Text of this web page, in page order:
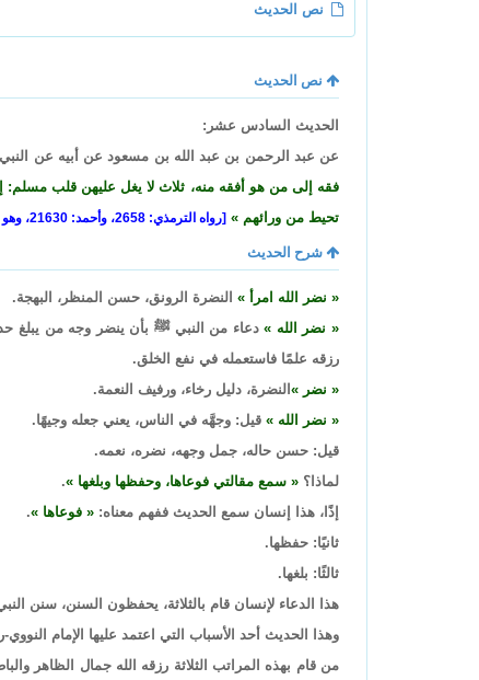
نص الحديث
نص الحديث
الحديث السادس عشر:
عن عبد الرحمن بن عبد الله بن مسعود عن أبيه عن
فقه إلى من هو أفقه منه، ثلاث لا يغل عليهن قلب مسلم:
تحيط من ورائهم
[رواه الترمذي: 2658، وأحمد: 21630، وهو حديث صحيح].
شرح الحديث
نضر الله امرأ
النضرة الرونق، حسن المنظر، البهجة.
نضر الله
دعاء من النبي ﷺ بأن ينضر وجه من يبلغ
رزقه علمًا فاستعمله في نفع الخلق.
نضر
النضرة، دليل رخاء، ورفيف النعمة.
نضر الله
قيل: وجهَّه في الناس، يعني جعله وجيهًا.
قيل: حسن حاله، جمل وجهه، نضره، نعمه.
لماذا؟
سمع مقالتي فوعاها، وحفظها وبلغها
.
إذًا، هذا إنسان سمع الحديث ففهم معناه:
فوعاها
.
ثانيًا: حفظها.
ثالثًا: بلغها.
هذا الدعاء لإنسان قام بالثلاثة، يحفظون السنن، سنن
وهذا الحديث أحد الأسباب التي اعتمد عليها الإمام
من قام بهذه المراتب الثلاثة رزقه الله جمال الظاهر